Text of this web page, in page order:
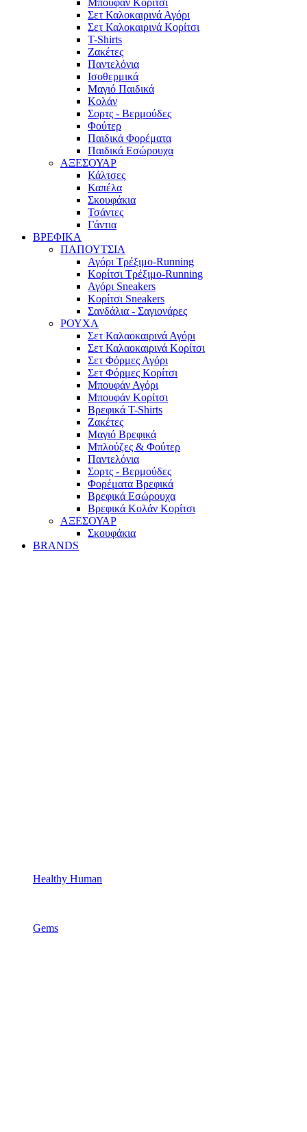
Μπουφάν Κορίτσι
Σετ Καλοκαιρινά Αγόρι
Σετ Καλοκαιρινά Κορίτσι
T-Shirts
Ζακέτες
Παντελόνια
Ισοθερμικά
Μαγιό Παιδικά
Κολάν
Σορτς - Βερμούδες
Φούτερ
Παιδικά Φορέματα
Παιδικά Εσώρουχα
ΑΞΕΣΟΥΑΡ
Κάλτσες
Καπέλα
Σκουφάκια
Τσάντες
Γάντια
ΒΡΕΦΙΚΑ
ΠΑΠΟΥΤΣΙΑ
Αγόρι Τρέξιμο-Running
Κορίτσι Τρέξιμο-Running
Αγόρι Sneakers
Κορίτσι Sneakers
Σανδάλια - Σαγιονάρες
ΡΟΥΧΑ
Σετ Καλαοκαιρινά Αγόρι
Σετ Καλαοκαιρινά Κορίτσι
Σετ Φόρμες Αγόρι
Σετ Φόρμες Κορίτσι
Mπουφάν Αγόρι
Mπουφάν Κορίτσι
Βρεφικά T-Shirts
Ζακέτες
Μαγιό Βρεφικά
Mπλούζες & Φούτερ
Παντελόνια
Σορτς - Βερμούδες
Φορέματα Βρεφικά
Βρεφικά Εσώρουχα
Βρεφικά Κολάν Κορίτσι
ΑΞΕΣΟΥΑΡ
Σκουφάκια
BRANDS
Healthy Human
Gems